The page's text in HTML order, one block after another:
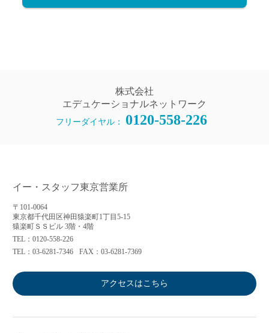
株式会社
エデュケーショナルネットワーク
フリーダイヤル： 0120-558-226
イー・スタッフ東京営業所
〒101-0064
東京都千代田区神田猿楽町1丁目5-15
猿楽町ＳＳビル 3階・4階
TEL：0120-558-226
TEL：03-6281-7346
FAX：03-6281-7369
アクセスはこちら